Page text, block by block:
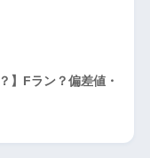
】Fラン？偏差値・